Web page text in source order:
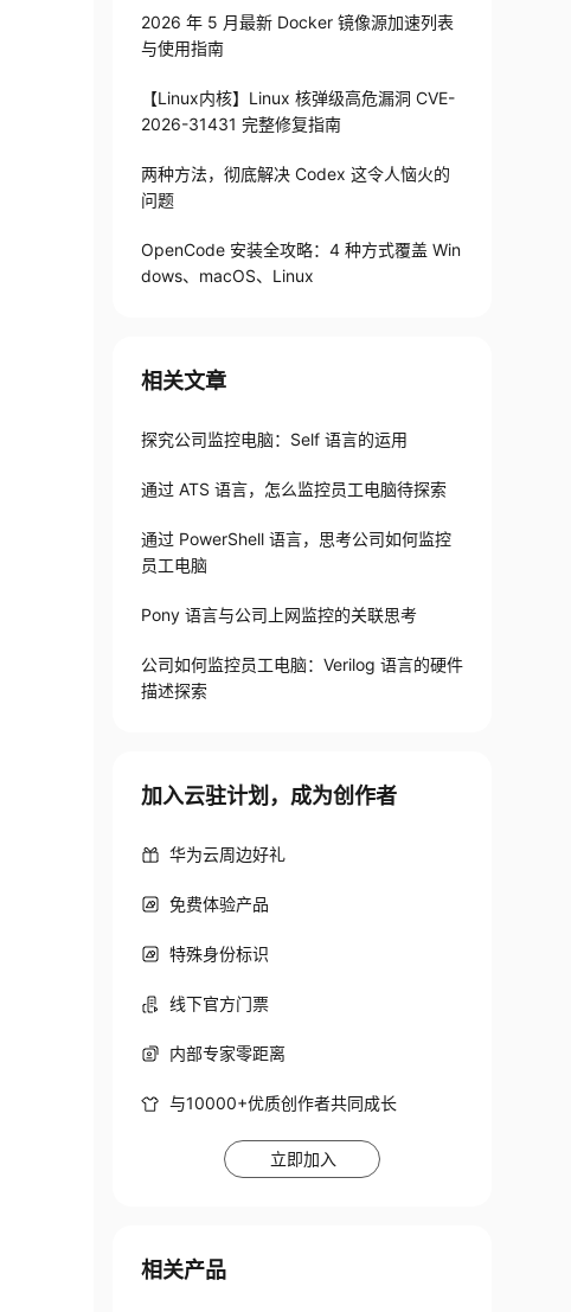
2026 年 5 月最新 Docker 镜像源加速列表
与使用指南
【Linux内核】Linux 核弹级高危漏洞 CVE-
2026-31431 完整修复指南
两种方法，彻底解决 Codex 这令人恼火的
问题
OpenCode 安装全攻略：4 种方式覆盖 Win
dows、macOS、Linux
相关文章
探究公司监控电脑：Self 语言的运用
通过 ATS 语言，怎么监控员工电脑待探索
通过 PowerShell 语言，思考公司如何监控
员工电脑
Pony 语言与公司上网监控的关联思考
公司如何监控员工电脑：Verilog 语言的硬件
描述探索
加入云驻计划，成为创作者
华为云周边好礼
免费体验产品
特殊身份标识
线下官方门票
内部专家零距离
与10000+优质创作者共同成长
立即加入
相关产品